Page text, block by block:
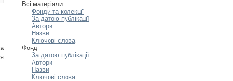
Всі матеріали
Фонди та колекції
За датою публікації
Автори
Назви
Ключові слова
Фонд
За датою публікації
Автори
Назви
Ключові слова